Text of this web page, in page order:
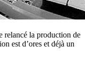
relancé la production de
est d’ores et déjà un